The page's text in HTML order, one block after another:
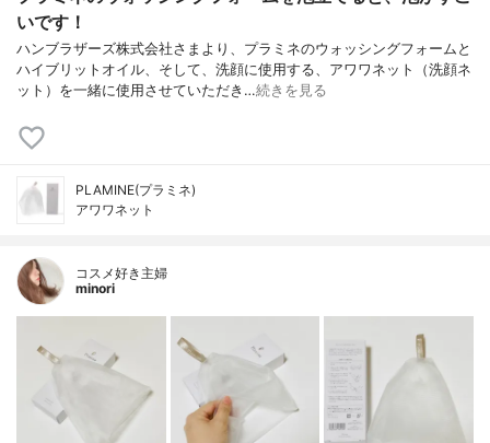
いです！
ハンブラザーズ株式会社さまより、プラミネのウォッシングフォームと
ハイブリットオイル、そして、洗顔に使用する、アワワネット（洗顔ネ
ット）を一緒に使用させていただき…続きを見る
PLAMINE(プラミネ)
アワワネット
コスメ好き主婦
minori